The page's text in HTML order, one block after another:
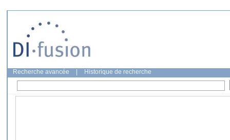
Recherche avancée Historique de recherche